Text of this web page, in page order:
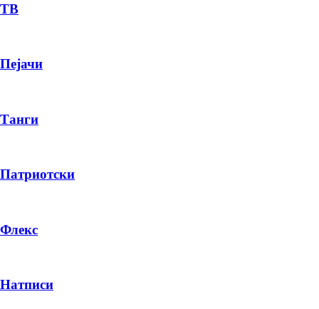
ТВ
Пејачи
Танги
Патриотски
Флекс
Натписи